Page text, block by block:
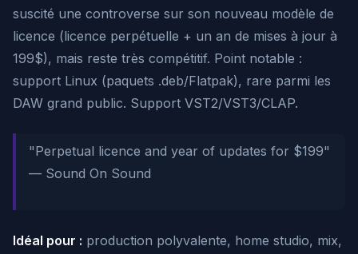
suscité une controverse sur son nouveau modèle de
licence (licence perpétuelle + un an de mises à jour à
199$), mais reste très compétitif. Point notable :
support Linux (paquets .deb/Flatpak), rare parmi les
DAW grand public. Support VST2/VST3/CLAP.
"Perpetual licence and year of updates for $199"
— Sound On Sound
Idéal pour : production polyvalente, home studio, mix,